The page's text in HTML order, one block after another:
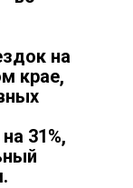
на
крае,
31%,